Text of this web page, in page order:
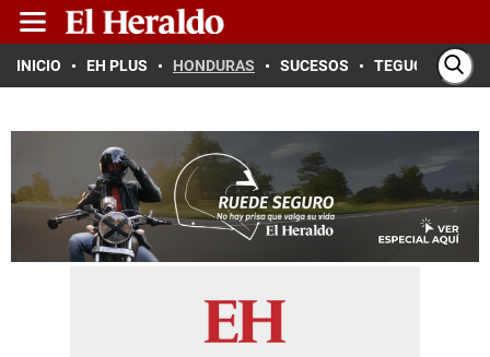
INICIO EH PLUS HONDURAS SUCESOS TEGUCIGALPA